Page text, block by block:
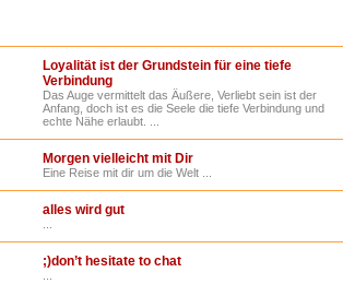
Loyalität ist der Grundstein für eine tiefe
Verbindung
Das Auge vermittelt das Äußere, Verliebt sein ist der
Anfang, doch ist es die Seele die tiefe Verbindung und
echte Nähe erlaubt. ...
Morgen vielleicht mit Dir
Eine Reise mit dir um die Welt ...
alles wird gut
;)don’t hesitate to chat